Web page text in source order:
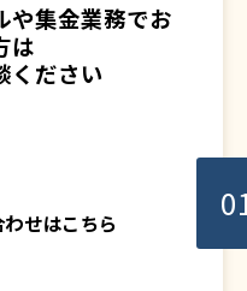
や集金業務でお
は
ください
せはこちら